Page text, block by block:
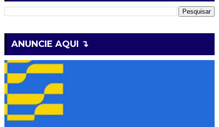
ANUNCIE AQUI ↴